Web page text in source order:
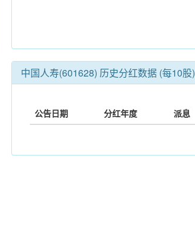
中国人寿(601628) 历史分红数据 (每10股)
公告日期 分红年度 派息